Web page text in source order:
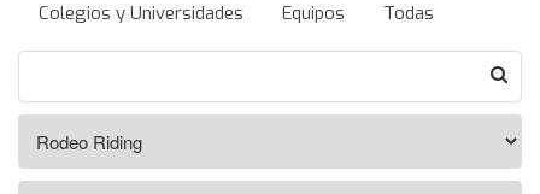
Colegios y Universidades Equipos Todas